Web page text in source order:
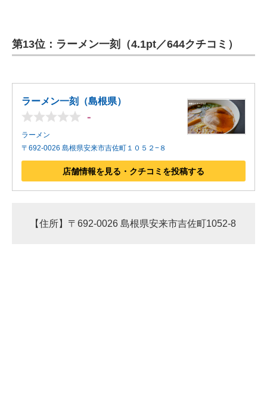
第13位：ラーメン一刻（4.1pt／644クチコミ）
ラーメン一刻（島根県）
-
ラーメン
〒692-0026 島根県安来市吉佐町１０５２−８
店舗情報を見る・クチコミを投稿する
【住所】〒692-0026 島根県安来市吉佐町1052-8